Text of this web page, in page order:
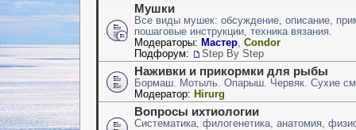
Мушки
Все виды мушек: обсуждение, описание,
пошаговые инструкции, техника вязания.
Модераторы: Мастер Condor
Подфорум:
Step By Step
Наживки и прикормки для рыбы
Бормаш. Мотыль. Опарыш. Червяк. Сухие
Модератор: Hirurg
Вопросы ихтиологии
Систематика, филогенетика, анатомия,